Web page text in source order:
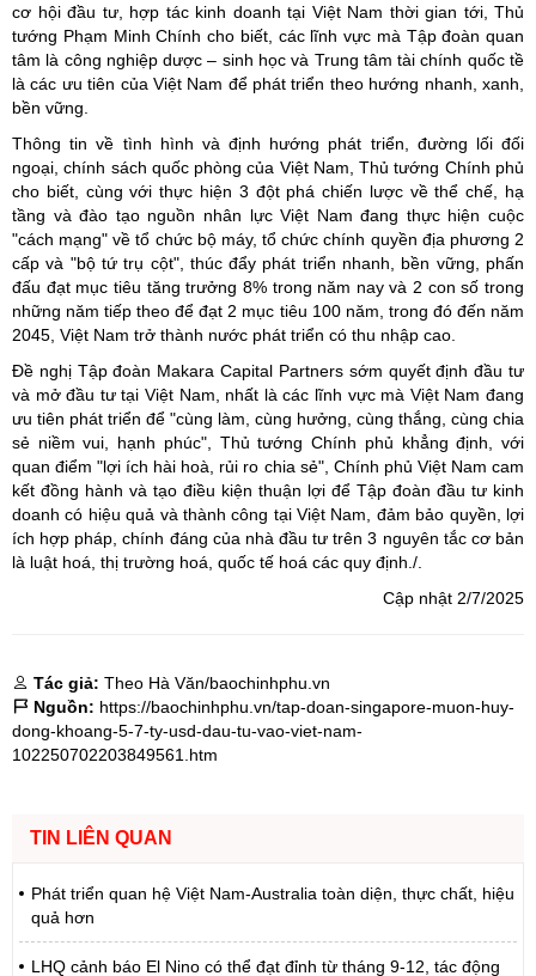
cơ hội đầu tư, hợp tác kinh doanh tại Việt Nam thời gian tới, Thủ
tướng Phạm Minh Chính cho biết, các lĩnh vực mà Tập đoàn quan
tâm là công nghiệp dược – sinh học và Trung tâm tài chính quốc tề
là các ưu tiên của Việt Nam để phát triển theo hướng nhanh, xanh,
bền vững.
Thông tin về tình hình và định hướng phát triển, đường lối đối
ngoại, chính sách quốc phòng của Việt Nam, Thủ tướng Chính phủ
cho biết, cùng với thực hiện 3 đột phá chiến lược về thể chế, hạ
tầng và đào tạo nguồn nhân lực Việt Nam đang thực hiện cuộc
"cách mạng" về tổ chức bộ máy, tổ chức chính quyền địa phương 2
cấp và "bộ tứ trụ cột", thúc đẩy phát triển nhanh, bền vững, phấn
đấu đạt mục tiêu tăng trưởng 8% trong năm nay và 2 con số trong
những năm tiếp theo để đạt 2 mục tiêu 100 năm, trong đó đến năm
2045, Việt Nam trở thành nước phát triển có thu nhập cao.
Đề nghị Tập đoàn Makara Capital Partners sớm quyết định đầu tư
và mở đầu tư tại Việt Nam, nhất là các lĩnh vực mà Việt Nam đang
ưu tiên phát triển để "cùng làm, cùng hưởng, cùng thắng, cùng chia
sẻ niềm vui, hạnh phúc", Thủ tướng Chính phủ khẳng định, với
quan điểm "lợi ích hài hoà, rủi ro chia sẻ", Chính phủ Việt Nam cam
kết đồng hành và tạo điều kiện thuận lợi để Tập đoàn đầu tư kinh
doanh có hiệu quả và thành công tại Việt Nam, đảm bảo quyền, lợi
ích hợp pháp, chính đáng của nhà đầu tư trên 3 nguyên tắc cơ bản
là luật hoá, thị trường hoá, quốc tế hoá các quy định./.
Cập nhật 2/7/2025
Tác giả: Theo Hà Văn/baochinhphu.vn
Nguồn: https://baochinhphu.vn/tap-doan-singapore-muon-huy-
dong-khoang-5-7-ty-usd-dau-tu-vao-viet-nam-
102250702203849561.htm
TIN LIÊN QUAN
Phát triển quan hệ Việt Nam-Australia toàn diện, thực chất, hiệu
quả hơn
LHQ cảnh báo El Nino có thể đạt đỉnh từ tháng 9-12, tác động